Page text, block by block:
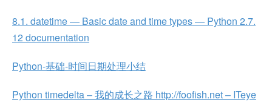
8.1. datetime — Basic date and time types — Python 2.7.
12 documentation
Python-基础-时间日期处理小结
Python timedelta – 我的成长之路 http://foofish.net – ITeye